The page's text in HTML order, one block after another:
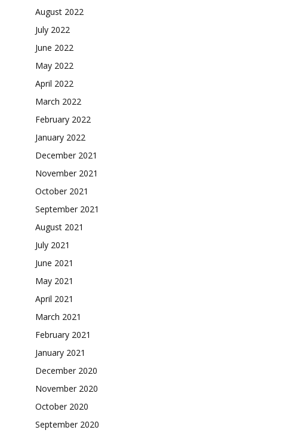
August 2022
July 2022
June 2022
May 2022
April 2022
March 2022
February 2022
January 2022
December 2021
November 2021
October 2021
September 2021
August 2021
July 2021
June 2021
May 2021
April 2021
March 2021
February 2021
January 2021
December 2020
November 2020
October 2020
September 2020